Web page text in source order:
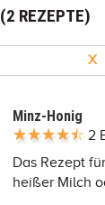
(2 REZEPTE)
X
Minz-Honig
2
Das Rezept
heißer Milch